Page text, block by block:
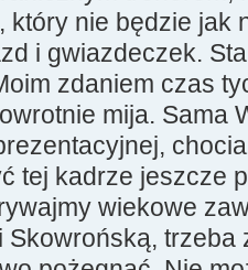
który nie będzie jak
i gwiazdeczek.
zdaniem czas
mija. Sama
tej kadrze jeszcze
wiekowe
Skowrońską,